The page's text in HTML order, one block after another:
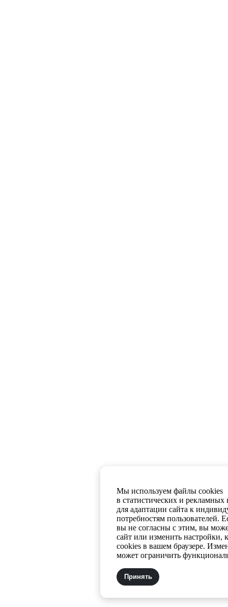
Мы используем файлы cookies
в статистических и рекламных
для адаптации сайта к
потребностям пользователей.
вы не согласны с этим, вы
сайт или изменить настройки,
cookies в вашем браузере.
может ограничить
Принять